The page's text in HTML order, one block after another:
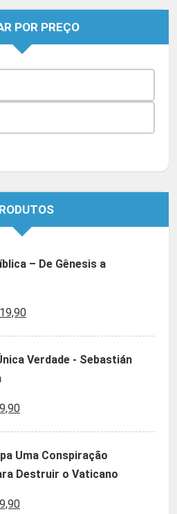
POR PREÇO
– De Gênesis a
19,90O
é:
Verdade - Sebastián
9,90O
é:
R$ 9,90.
Uma Conspiração
Destruir o Vaticano
9,90O